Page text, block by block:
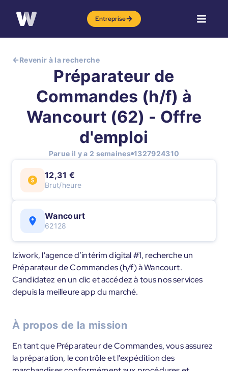
Entreprise
Revenir à la recherche
Préparateur de
Commandes (h/f) à
Wancourt (62) - Offre
d'emploi
Parue il y a 2 semaines 1327924310
12,31 €
Brut/heure
Wancourt
62128
Iziwork, l'agence d’intérim digital #1, recherche un
Préparateur de Commandes (h/f) à Wancourt.
Candidatez en un clic et accédez à tous nos services
depuis la meilleure app du marché.
À propos de la mission
En tant que Préparateur de Commandes, vous assurez
la préparation, le contrôle et l'expédition des